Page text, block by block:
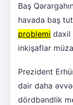
Baş
havada baş
problemi daxil
inkişaflar
Prezident
dair daha
dördbəndlik